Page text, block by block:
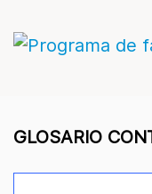
GLOSARIO